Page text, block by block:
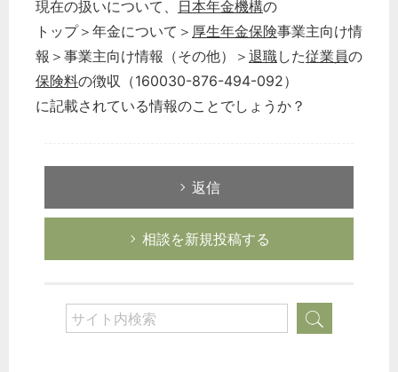
現在の扱いについて、 日本年金機構の
トップ＞年金について＞ 厚生年金保険事業主向け情
報＞事業主向け情報（その他）＞ 退職した従業員の
保険料の徴収（160030-876-494-092）
に記載されている情報のことでしょうか？
返信
相談を新規投稿する